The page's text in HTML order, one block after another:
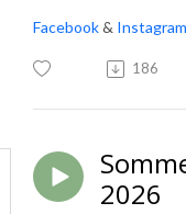
Facebook& Instagram
186
2026